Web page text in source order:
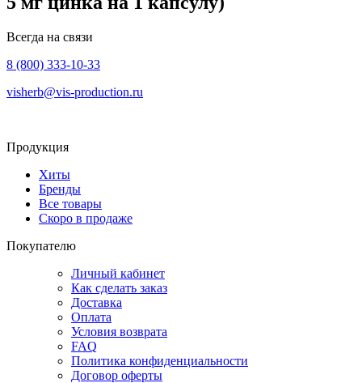
Всегда на связи
8 (800) 333-10-33
visherb@vis-production.ru
Продукция
Хиты
Бренды
Все товары
Скоро в продаже
Покупателю
Личный кабинет
Как сделать заказ
Доставка
Оплата
Условия возврата
FAQ
Политика конфиденциальности
Договор оферты